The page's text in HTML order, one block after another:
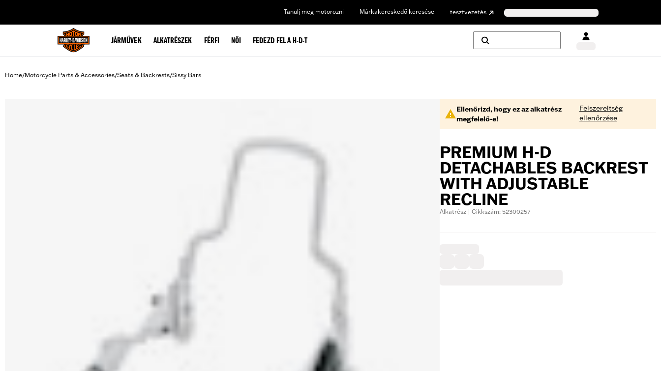
Tanulj meg motorozni Márkakereskedő keresése tesztvezetés
JÁRMŰVEK ALKATRÉSZEK FÉRFI NŐI FEDEZD FEL A H-D-T
Home/Motorcycle Parts & Accessories/Seats & Backrests/Sissy Bars
Ellenőrizd, hogy ez az alkatrész
megfelelő-e!
Felszereltség
ellenőrzése
PREMIUM H-D
DETACHABLES BACKREST
WITH ADJUSTABLE
RECLINE
Alkatrész | Cikkszám: 52300257